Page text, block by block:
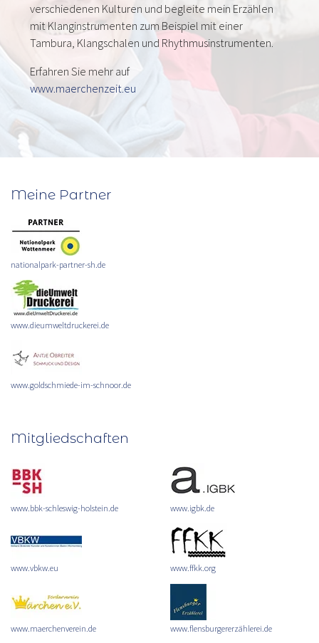
verschiedenen Kulturen und begleite mein Erzählen
mit Klanginstrumenten zum Beispiel mit einer
Tambura, Klangschalen und Rhythmusinstrumenten.
Erfahren Sie mehr auf
www.maerchenzeit.eu
Meine Partner
nationalpark-partner-sh.de
www.dieumweltdruckerei.de
www.goldschmiede-im-schnoor.de
Mitgliedschaften
www.bbk-schleswig-holstein.de www.igbk.de
www.vbkw.eu www.ffkk.org
www.maerchenverein.de www.flensburgererzählerei.de